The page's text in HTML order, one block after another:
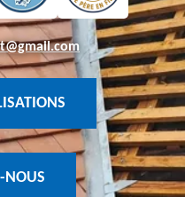
NOUS